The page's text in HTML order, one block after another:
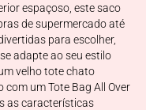
espaçoso, este saco
de supermercado até
para escolher,
adapte ao seu estilo
velho tote chato
um Tote Bag All Over
as características